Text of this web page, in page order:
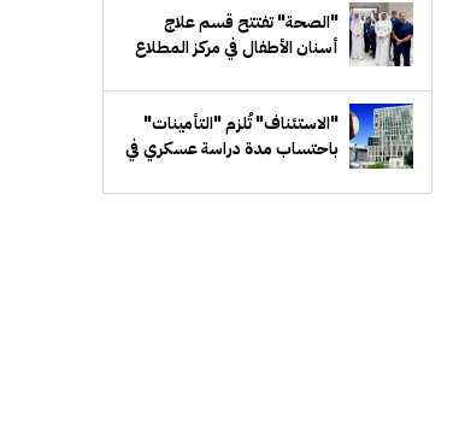
"الصحة" تفتتح قسم علاج
أسنان الأطفال في مركز المطلاع
"الاستئناف" تُلزم "التأمينات"
باحتساب مدة دراسة عسكري في
الفعلية